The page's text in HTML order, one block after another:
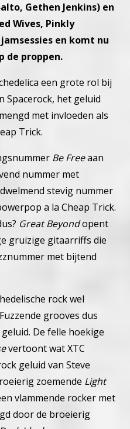
Gethen Jenkins) en
Wives, Pinkly
en komt nu
de proppen.
een grote rol bij
Spacerock, het geluid
met invloeden als
Trick.
Be Freeaan
nummer met
stevig nummer
a la Cheap Trick.
Great Beyondopent
gruizige gitaarriffs die
met bijtend
rock wel
grooves dus
De felle hoekige
vertoont wat XTC
geluid van Steve
zoemende Light
vlammende rocker met
door de broeierig